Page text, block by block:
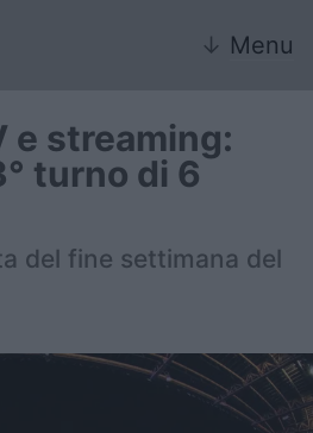
↓ Menu
e streaming:
turno di 6
del fine settimana del